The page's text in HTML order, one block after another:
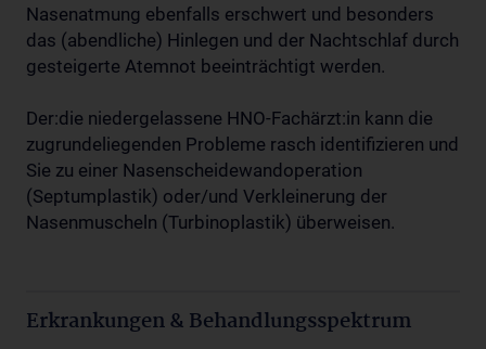
Nasenatmung ebenfalls erschwert und besonders
das (abendliche) Hinlegen und der Nachtschlaf durch
gesteigerte Atemnot beeinträchtigt werden.
Der:die niedergelassene HNO-Fachärzt:in kann die
zugrundeliegenden Probleme rasch identifizieren und
Sie zu einer Nasenscheidewandoperation
(Septumplastik) oder/und Verkleinerung der
Nasenmuscheln (Turbinoplastik) überweisen.
Erkrankungen & Behandlungsspektrum